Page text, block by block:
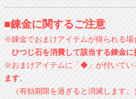
■錬金に関するご注意
※錬金でおまけアイテムが得られる場
ひつじ石を消費して該当する錬金
※おまけアイテムに「◆」が付いてい
ます。
（有効期限を過ぎると消滅します。